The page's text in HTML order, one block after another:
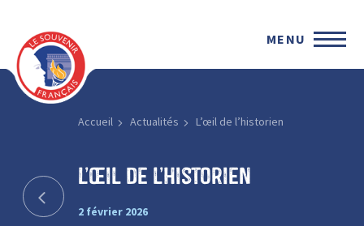
MENU
Accueil Actualités L’œil de l’historien
L’œil de l’historien
2 février 2026